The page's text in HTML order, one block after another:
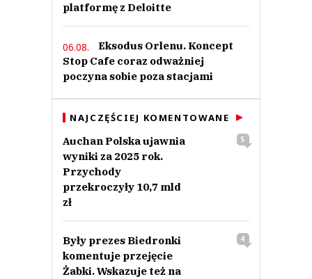
platformę z Deloitte
06.08.
Eksodus Orlenu. Koncept
Stop Cafe coraz odważniej
poczyna sobie poza stacjami
NAJCZĘŚCIEJ KOMENTOWANE
Auchan Polska ujawnia
wyniki za 2025 rok.
Przychody
przekroczyły 10,7 mld
zł
5
Były prezes Biedronki
komentuje przejęcie
Żabki. Wskazuje też na
4